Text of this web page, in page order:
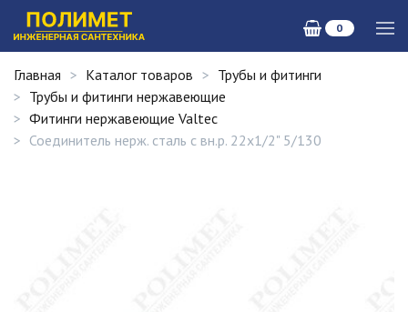
0
Главная Каталог товаров
Трубы и фитинги
Трубы и фитинги нержавеющие
Фитинги нержавеющие Valtec
Соединитель нерж. сталь с вн.р. 22х1/2" 5/130